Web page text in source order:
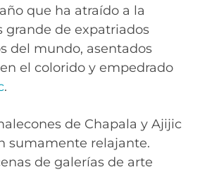
que ha atraído a la
de expatriados
del mundo, asentados
el colorido y empedrado
.
de Chapala y Ajijic
sumamente relajante.
de galerías de arte